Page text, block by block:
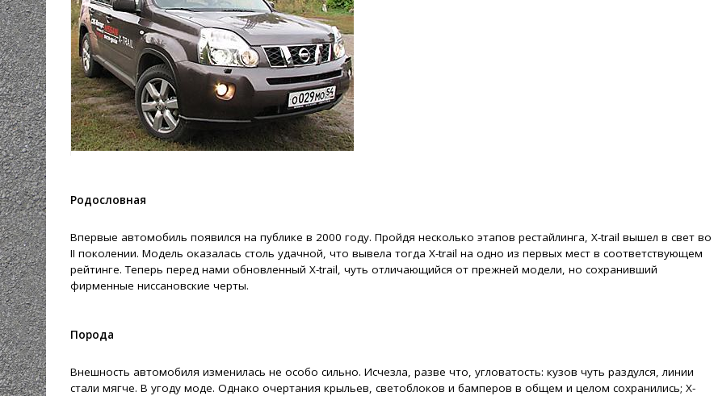
Родословная
Впервые автомобиль появился на публике в 2000 году. Пройдя несколько этапов рестайлинга, X-trail вышел в свет во
II поколении. Модель оказалась столь удачной, что вывела тогда X-trail на одно из первых мест в соответствующем
рейтинге. Теперь перед нами обновленный X-trail, чуть отличающийся от прежней модели, но сохранивший
фирменные ниссановские черты.
Порода
Внешность автомобиля изменилась не особо сильно. Исчезла, разве что, угловатость: кузов чуть раздулся, линии
стали мягче. В угоду моде. Однако очертания крыльев, светоблоков и бамперов в общем и целом сохранились; X-